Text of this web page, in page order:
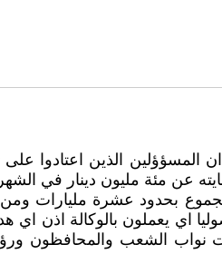
المسؤؤلين الذين اعتادوا
عن مئة مليون دينار في
بحدود عشرة مليارات
اي يعملون بالوكالة اذن اي
نواب الشعب والمحافظون